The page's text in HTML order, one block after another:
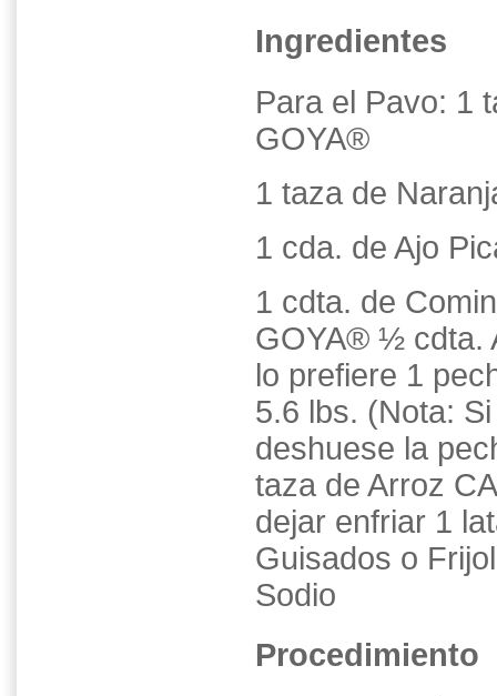
Ingredientes
Para el Pavo: 1
GOYA®
1 taza de
1 cda. de Ajo
1 cdta. de
GOYA® ½ cdta.
lo prefiere 1
5.6 lbs. (Nota:
deshuese la
taza de Arroz
dejar enfriar 1
Guisados o
Sodio
Procedimiento